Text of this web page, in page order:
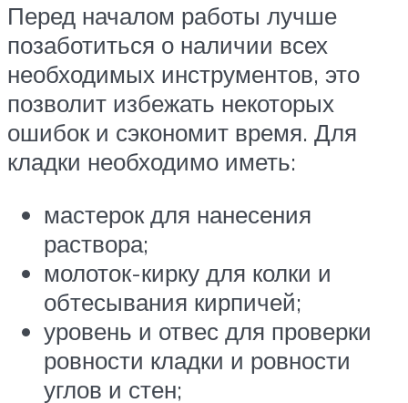
Перед началом работы лучше
позаботиться о наличии всех
необходимых инструментов, это
позволит избежать некоторых
ошибок и сэкономит время. Для
кладки необходимо иметь:
мастерок для нанесения
раствора;
молоток-кирку для колки и
обтесывания кирпичей;
уровень и отвес для проверки
ровности кладки и ровности
углов и стен;